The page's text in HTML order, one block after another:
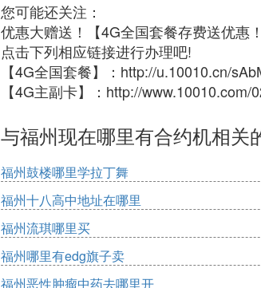
您可能还关注：
优惠大赠送！【4G全国套餐存费送优惠
点击下列相应链接进行办理吧!
【4G全国套餐】：http://u.10010.cn/
【4G主副卡】：http://www.10010.com/
与福州现在哪里有合约机相关
福州鼓楼哪里学拉丁舞
福州十八高中地址在哪里
福州流琪哪里买
福州哪里有edg旗子卖
福州恶性肿瘤中药去哪里开